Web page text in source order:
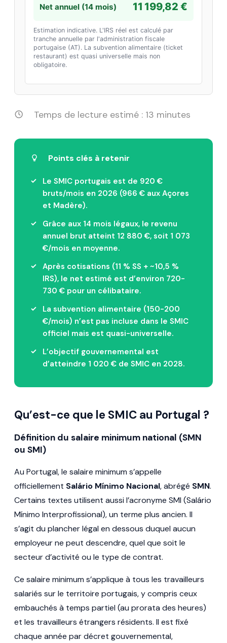
Net annuel (14 mois) 11 199,82 €
Estimation indicative. L'IRS réel est calculé par
tranche annuelle par l'administration fiscale
portugaise (AT). La subvention alimentaire (ticket
restaurant) est quasi universelle mais non
obligatoire.
Temps de lecture estimé : 13 minutes
Points clés à retenir
Le SMIC portugais est de 920 €
bruts/mois en 2026 (966 € aux Açores
et Madère).
Grâce aux 14 mois légaux, le revenu
annuel brut atteint 12 880 €, soit 1 073
€/mois en moyenne.
Après cotisations (11 % SS + ~10,5 %
IRS), le net estimé est d’environ 720-
730 € pour un célibataire.
La subvention alimentaire (150-200
€/mois) n’est pas incluse dans le SMIC
officiel mais est quasi-universelle.
L’objectif gouvernemental est
d’atteindre 1 020 € de SMIC en 2028.
Qu’est-ce que le SMIC au Portugal ?
Définition du salaire minimum national (SMN
ou SMI)
Au Portugal, le salaire minimum s’appelle
officiellement Salário Mínimo Nacional, abrégé SMN.
Certains textes utilisent aussi l’acronyme SMI (Salário
Mínimo Interprofissional), un terme plus ancien. Il
s’agit du plancher légal en dessous duquel aucun
employeur ne peut descendre, quel que soit le
secteur d’activité ou le type de contrat.
Ce salaire minimum s’applique à tous les travailleurs
salariés sur le territoire portugais, y compris ceux
embauchés à temps partiel (au prorata des heures)
et les travailleurs étrangers résidents. Il est fixé
chaque année par décret gouvernemental,